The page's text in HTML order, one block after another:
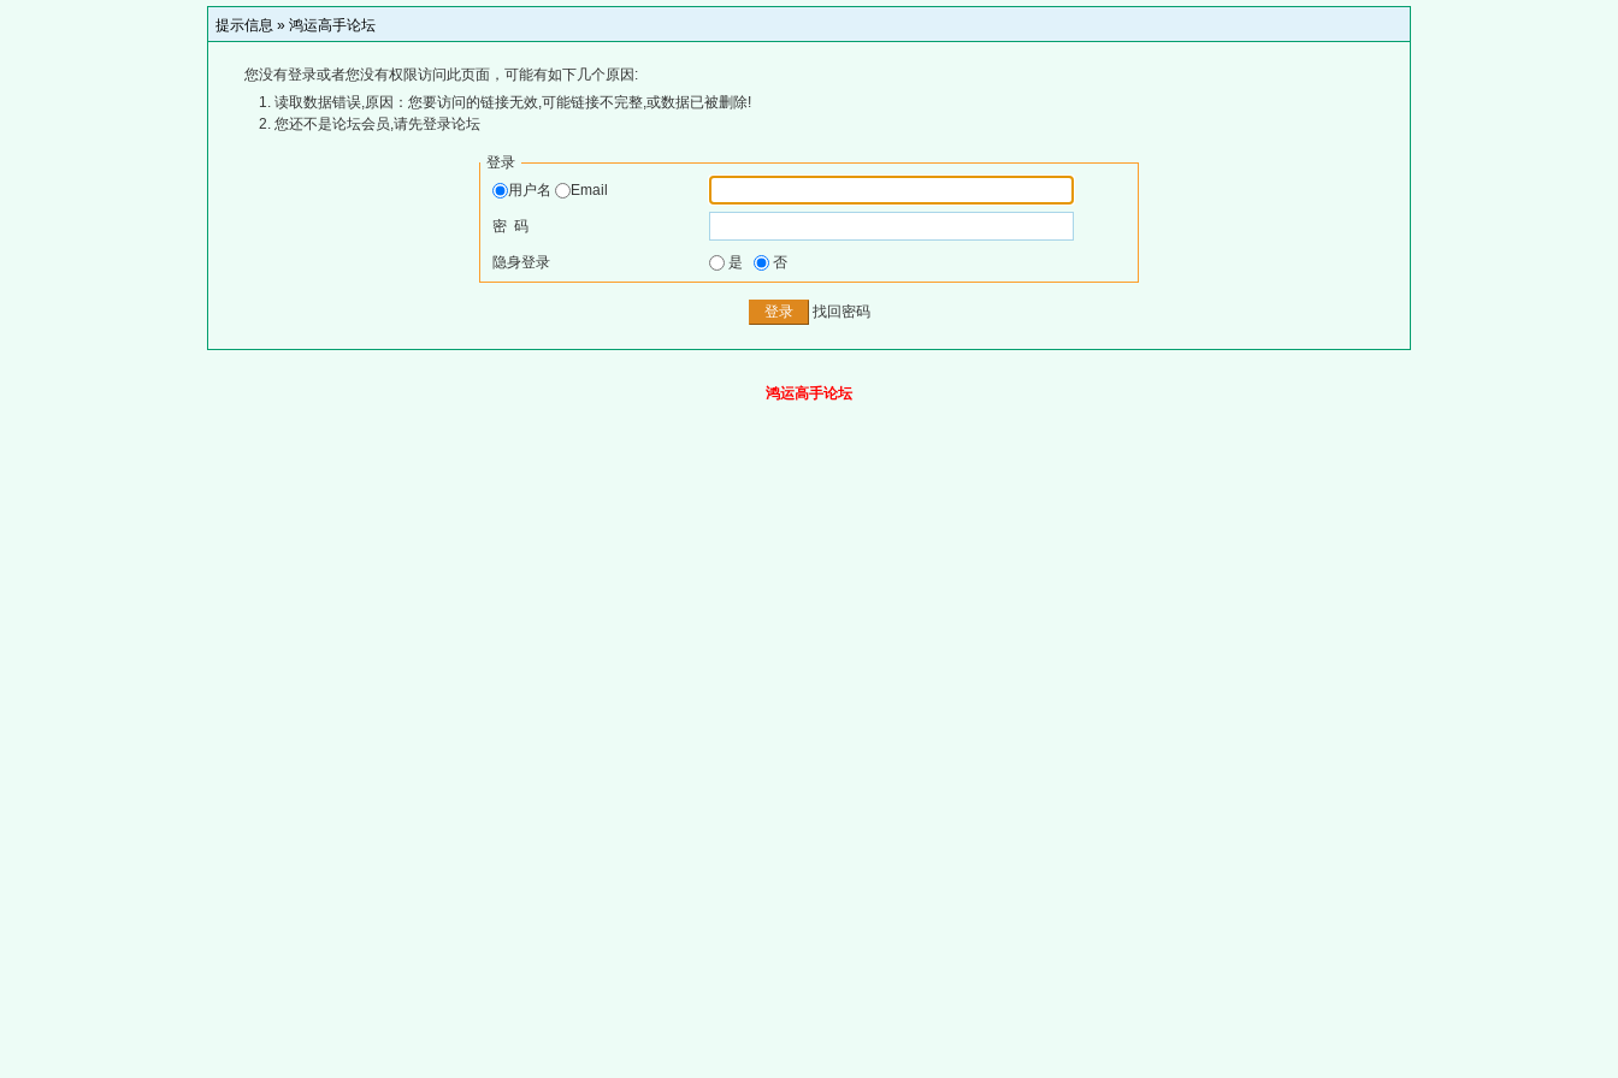
提示信息 » 鸿运高手论坛
您没有登录或者您没有权限访问此页面，可能有如下几个原因:
读取数据错误,原因：您要访问的链接无效,可能链接不完整,或数据已被删除!
您还不是论坛会员,请先登录论坛
登录
用户名
Email
密 码
隐身登录 是 否
找回密码
鸿运高手论坛